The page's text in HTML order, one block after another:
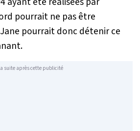
pourrait ne pas être
pourrait donc détenir ce
suite après cette publicité